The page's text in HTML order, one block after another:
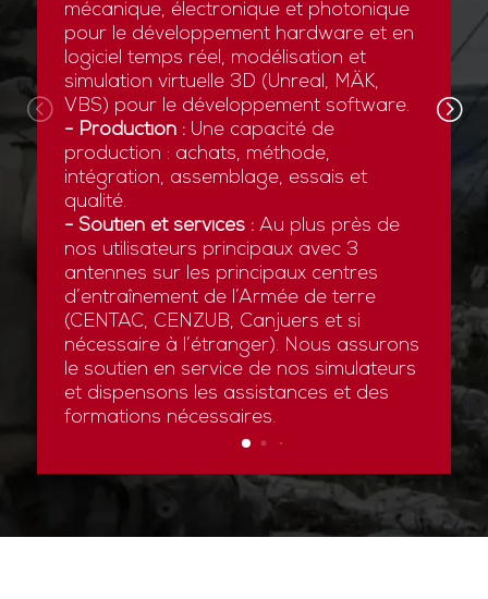
mécanique, électronique et photonique
pour le développement hardware et en
logiciel temps réel, modélisation et
simulation virtuelle 3D (Unreal, MÄK,
VBS) pour le développement software.
- Production :Une capacité de
production : achats, méthode,
intégration, assemblage, essais et
qualité.
- Soutien et services :Au plus près de
nos utilisateurs principaux avec 3
antennes sur les principaux centres
d’entraînement de l’Armée de terre
(CENTAC, CENZUB, Canjuers et si
nécessaire à l’étranger). Nous assurons
le soutien en service de nos simulateurs
et dispensons les assistances et des
formations nécessaires.